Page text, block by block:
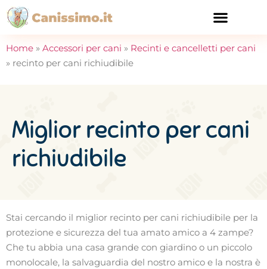
Home » Accessori per cani » Recinti e cancelletti per cani
» recinto per cani richiudibile
Miglior recinto per cani
richiudibile
Stai cercando il miglior recinto per cani richiudibile per la
protezione e sicurezza del tua amato amico a 4 zampe?
Che tu abbia una casa grande con giardino o un piccolo
monolocale, la salvaguardia del nostro amico e la nostra è